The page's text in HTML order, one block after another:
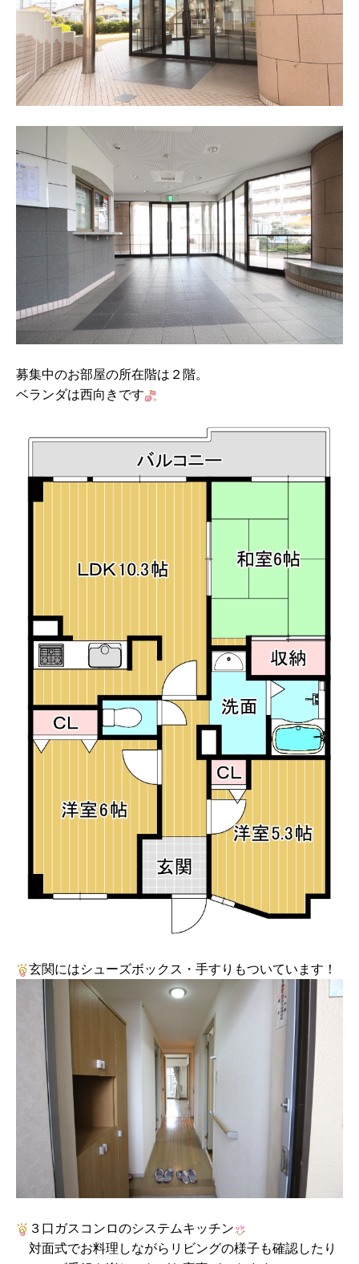
募集中のお部屋の所在階は２階。
ベランダは西向きです
玄関にはシューズボックス・手すりもついています！
３口ガスコンロのシステムキッチン
対面式でお料理しながらリビングの様子も確認したり